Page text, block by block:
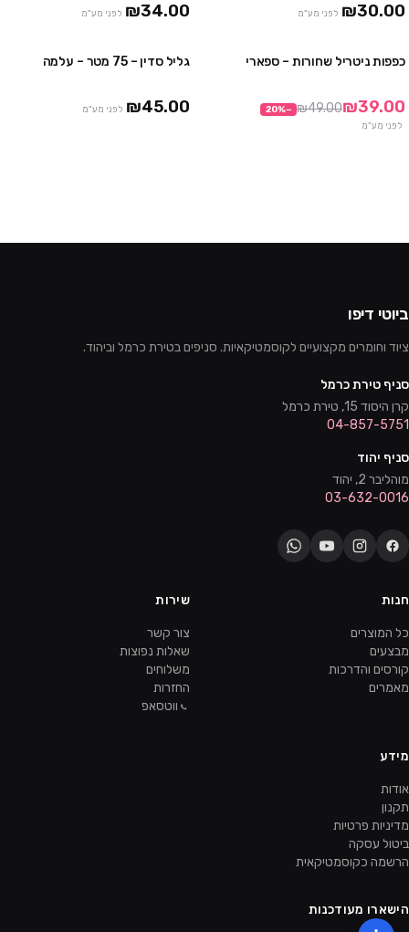
₪30.00 לפני מע"מ ₪34.00 לפני מע"מ
כפפות ניטריל שחורות – ספארי
₪39.00
₪49.00
−
20%
לפני מע"מ
גליל סדין – 75 מטר – עלמה
₪45.00 לפני מע"מ
ביוטי דיפו
ציוד וחומרים מקצועיים לקוסמטיקאיות. סניפים בטירת כרמל וביהוד.
סניף טירת כרמל
קרן היסוד 15, טירת כרמל
04-857-5751
סניף יהוד
מוהליבר 2, יהוד
03-632-0016
חנות
כל המוצרים
מבצעים
קורסים והדרכות
מאמרים
שירות
צור קשר
שאלות נפוצות
משלוחים
החזרות
ווטסאפ
מידע
אודות
תקנון
מדיניות פרטיות
ביטול עסקה
הרשמה כקוסמטיקאית
הישארו מעודכנות